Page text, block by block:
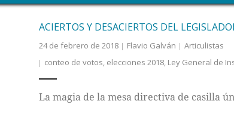
ACIERTOS Y DESACIERTOS DEL
24 de febrero de 2018 Flavio Galván
Articulistas
conteo de votos, elecciones 2018, Ley General de
La magia de la mesa directiva de casilla